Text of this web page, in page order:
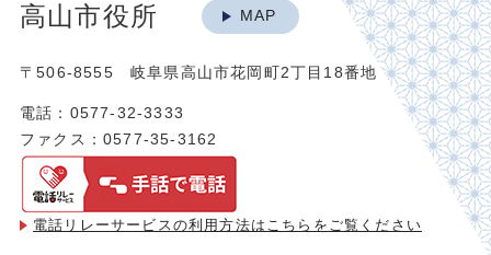
高山市役所 MAP
〒506-8555 岐阜県高山市花岡町2丁目18番地
電話：0577-32-3333
ファクス：0577-35-3162
電話リレーサービスの利用方法は こちらをご覧ください